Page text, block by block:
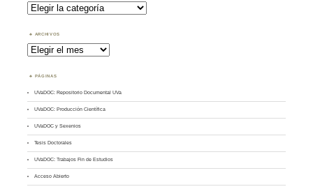
Buscar
por
Tema
ARCHIVOS
Archivos
PÁGINAS
UVaDOC: Repositorio Documental UVa
UVaDOC: Producción Científica
UVaDOC y Sexenios
Tesis Doctorales
UVaDOC: Trabajos Fin de Estudios
Acceso Abierto